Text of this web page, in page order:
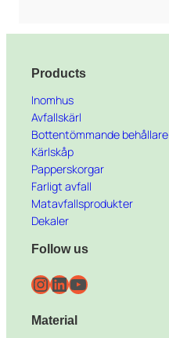
Products
Inomhus
Avfallskärl
Bottentömmande behållare
Kärlskåp
Papperskorgar
Farligt avfall
Matavfallsprodukter
Dekaler
Follow us
InstagramLinkedIn YouTube
Material